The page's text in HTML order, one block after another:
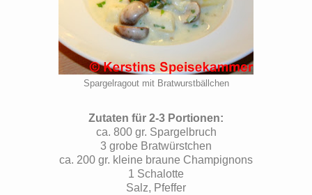
Spargelragout mit Bratwurstbällchen
Zutaten für 2-3 Portionen:
ca. 800 gr. Spargelbruch
3 grobe Bratwürstchen
ca. 200 gr. kleine braune Champignons
1 Schalotte
Salz, Pfeffer